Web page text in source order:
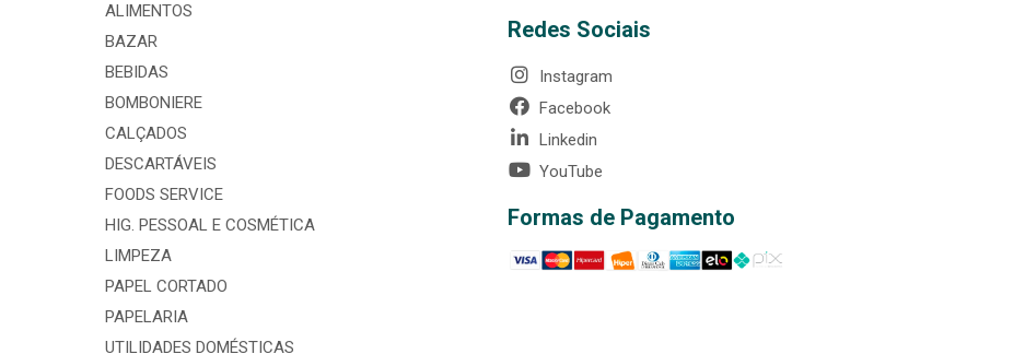
ALIMENTOS
BAZAR
BEBIDAS
BOMBONIERE
CALÇADOS
DESCARTÁVEIS
FOODS SERVICE
HIG. PESSOAL E COSMÉTICA
LIMPEZA
PAPEL CORTADO
PAPELARIA
UTILIDADES DOMÉSTICAS
Redes Sociais
Instagram
Facebook
Linkedin
YouTube
Formas de Pagamento